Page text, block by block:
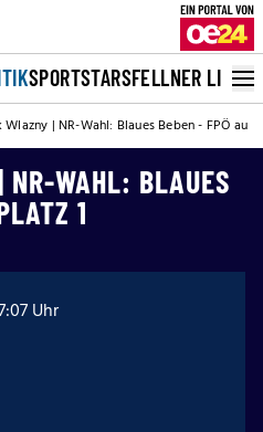
SPORTSTARSFELLNER LIVE
| NR-Wahl: Blaues Beben - FPÖ auf
NR-WAHL: BLAUES
1
Uhr